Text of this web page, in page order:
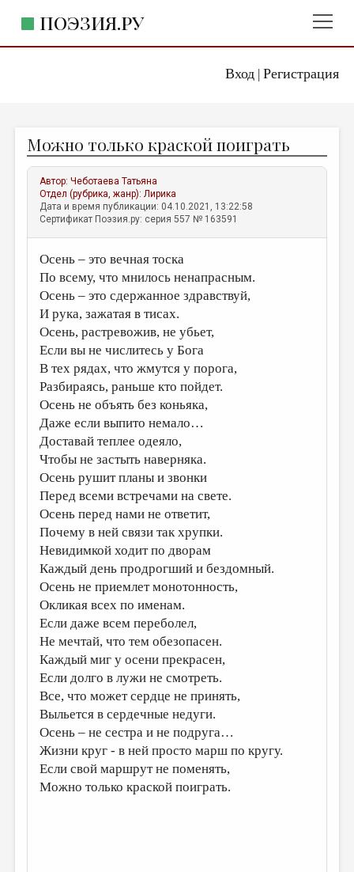
Вход| Регистрация
ПОЭЗИЯ.РУ
ЖАНРЫ
АВТОРЫ
КОММЕНТАРИИ
ЛИТСАЛОН
НОВОСТИ
ПРАВИЛА САЙТА
ОТДЕЛЫ И РУБРИКИ
ИЗБРАННОЕ
ДАЙДЖЕСТ
ПРОИЗВЕДЕНИЯ
ПЕРЕВОДЫ
КОНКУРСЫ
ДЕТСКАЯ КОМНАТА
КНИЖНАЯ ПОЛКА
ОБЗОР ЛИТЕРАТУРЫ
СТРАНИЦЫ ПАМЯТИ
ОБЪЯВЛЕНИЯ
РЕДКОЛЛЕГИЯ
ОТ РЕДАКЦИИ
МАЛАЯ ПРОЗА
ЭССЕИСТИКА
ЛИТЕРАТУРОВЕДЕНИЕ
КУЛЬТУРОВЕДЕНИЕ
Можно только краской поиграть
Автор:Чеботаева Татьяна
Отдел (рубрика, жанр):Лирика
Дата и время публикации: 04.10.2021, 13:22:58
Сертификат Поэзия.ру: серия 557 № 163591
Осень – это вечная тоска
По всему, что мнилось ненапрасным.
Осень – это сдержанное здравствуй,
И рука, зажатая в тисах.
Осень, растревожив, не убьет,
Если вы не числитесь у Бога
В тех рядах, что жмутся у порога,
Разбираясь, раньше кто пойдет.
Осень не объять без коньяка,
Даже если выпито немало…
Доставай теплее одеяло,
Чтобы не застыть наверняка.
Осень рушит планы и звонки
Перед всеми встречами на свете.
Осень перед нами не ответит,
Почему в ней связи так хрупки.
Невидимкой ходит по дворам
Каждый день продрогший и бездомный.
Осень не приемлет монотонность,
Окликая всех по именам.
Если даже всем переболел,
Не мечтай, что тем обезопасен.
Каждый миг у осени прекрасен,
Если долго в лужи не смотреть.
Все, что может сердце не принять,
Выльется в сердечные недуги.
Осень – не сестра и не подруга…
Жизни круг - в ней просто марш по кругу.
Если свой маршрут не поменять,
Можно только краской поиграть.